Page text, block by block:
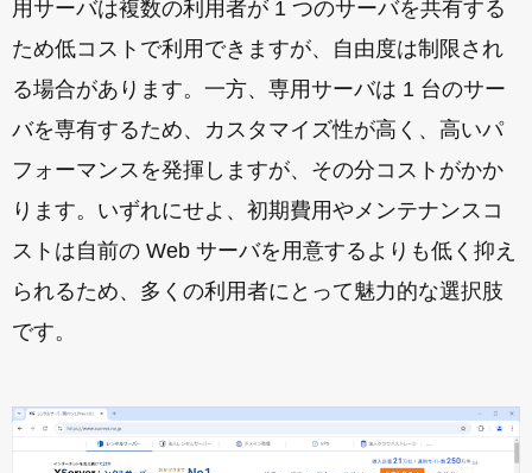
用サーバは複数の利用者が 1 つのサーバを共有する
ため低コストで利用できますが、自由度は制限され
る場合があります。一方、専用サーバは 1 台のサー
バを専有するため、カスタマイズ性が高く、高いパ
フォーマンスを発揮しますが、その分コストがかか
ります。いずれにせよ、初期費用やメンテナンスコ
ストは自前の Web サーバを用意するよりも低く抑え
られるため、多くの利用者にとって魅力的な選択肢
です。